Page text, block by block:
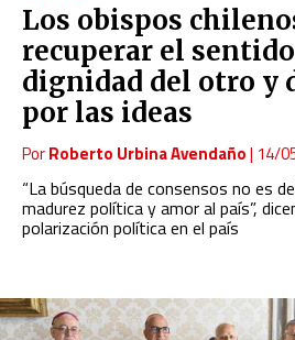
Los obispos
recuperar el
dignidad del otro y
por las ideas
PorRoberto Urbina Avendaño| 14/
“La búsqueda de consensos no es
madurez política y amor al país”,
polarización política en el país